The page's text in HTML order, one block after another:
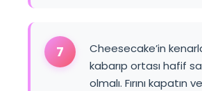
7
Cheesecake’in
kabarıp ortası hafif
olmalı. Fırını kapatın